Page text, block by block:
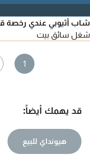
شاب أثيوبي عندي رخصة
شغل سائق بيت
1
قد يهمك أيضاً:
هيونداي للبيع